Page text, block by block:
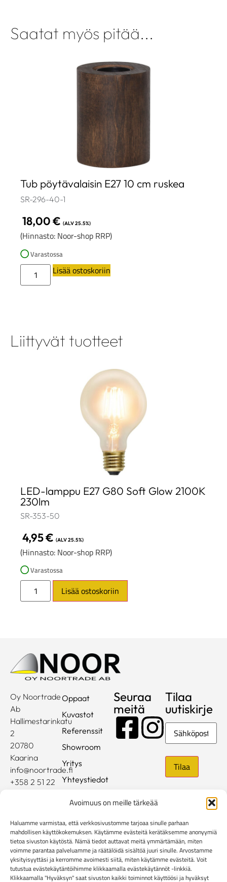
Avoimuus on meille tärkeää
Haluamme varmistaa, että verkkosivustomme tarjoaa sinulle parhaan
mahdollisen käyttökokemuksen. Käytämme evästeitä kerätäksemme anonyymiä
tietoa sivuston käytöstä. Nämä tiedot auttavat meitä ymmärtämään, miten
voimme parantaa palveluamme ja räätälöidä sisältöä juuri sinulle. Arvostamme
yksityisyyttäsi ja kerromme avoimesti siitä, miten käytämme evästeitä. Voit
tutustua evästekäytäntöihimme klikkaamalla evästekäytännöt -linkkiä.
Klikkaamalla "Hyväksyn" saat sivuston kaikki toiminnot käyttöösi ja hyväksyt
Saatat myös pitää...
Tub pöytävalaisin E27 10 cm ruskea
SR-296-40-1
18,00€ (ALV 25.5%)
(Hinnasto: Noor-shop RRP)
Varastossa
Lisää ostoskoriin
Liittyvät tuotteet
LED-lamppu E27 G80 Soft Glow 2100K
230lm
SR-353-50
4,95€ (ALV 25.5%)
(Hinnasto: Noor-shop RRP)
Varastossa
Lisää ostoskoriin
Oy Noortrade
Ab
Hallimestarinkatu
2
20780
Kaarina
info@noortrade.fi
+358 2 51 22
Oppaat
Kuvastot
Referenssit
Showroom
Yritys
Yhteystiedot
Mediapankki
Seuraa
meitä
Tilaa
uutiskirje
Sähköposti
Rekisteri- ja tietosuojaseloste
Kuluttaja-asiakkaiden toimitusehdot
Yritysasiakkaiden toimitusehdotReklamaatiolomake